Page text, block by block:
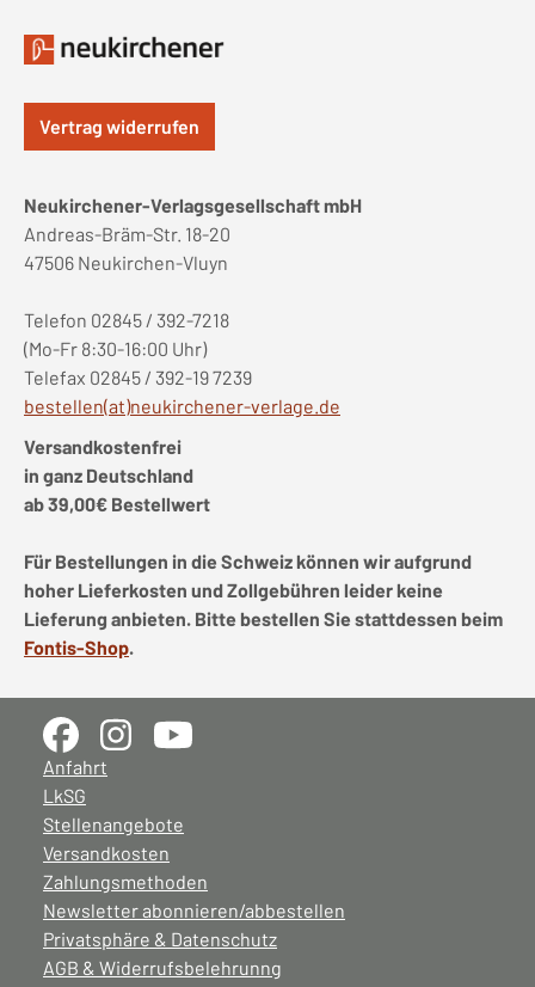
Vertrag widerrufen
Neukirchener-Verlagsgesellschaft mbH
Andreas-Bräm-Str. 18-20
47506 Neukirchen-Vluyn
Telefon 02845 / 392-7218
(Mo-Fr 8:30-16:00 Uhr)
Telefax 02845 / 392-19 7239
bestellen(at)neukirchener-verlage.de
Versandkostenfrei
in ganz Deutschland
ab 39,00€ Bestellwert
Für Bestellungen in die Schweiz können wir aufgrund
hoher Lieferkosten und Zollgebühren leider keine
Lieferung anbieten. Bitte bestellen Sie stattdessen beim
Fontis-Shop.
Anfahrt
LkSG
Stellenangebote
Versandkosten
Zahlungsmethoden
Newsletter abonnieren/abbestellen
Privatsphäre & Datenschutz
AGB & Widerrufsbelehrunng